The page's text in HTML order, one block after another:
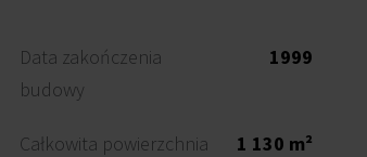
Data zakończenia
budowy
1999
Całkowita powierzchnia
1 130 m²